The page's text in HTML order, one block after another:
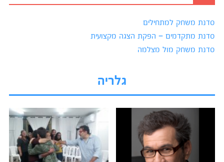
סדנת משחק למתחילים
סדנת מתקדמים – הפקת הצגה מקצועית
סדנת משחק מול מצלמה
גלריה